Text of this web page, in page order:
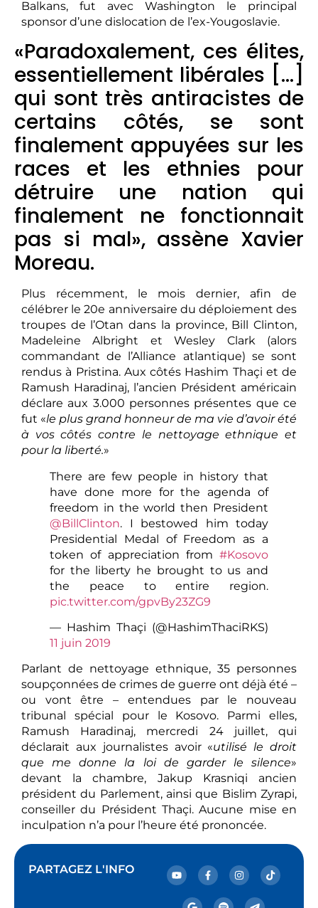
Balkans, fut avec Washington le principal
sponsor d’une dislocation de l’ex-Yougoslavie.
«Paradoxalement, ces élites,
essentiellement libérales […]
qui sont très antiracistes de
certains côtés, se sont
finalement appuyées sur les
races et les ethnies pour
détruire une nation qui
finalement ne fonctionnait
pas si mal», assène Xavier
Moreau.
Plus récemment, le mois dernier, afin de
célébrer le 20e anniversaire du déploiement des
troupes de l’Otan dans la province, Bill Clinton,
Madeleine Albright et Wesley Clark (alors
commandant de l’Alliance atlantique) se sont
rendus à Pristina. Aux côtés Hashim Thaçi et de
Ramush Haradinaj, l’ancien Président américain
déclare aux 3.000 personnes présentes que ce
fut «le plus grand honneur de ma vie d’avoir été
à vos côtés contre le nettoyage ethnique et
pour la liberté.»
There are few people in history that
have done more for the agenda of
freedom in the world then President
@BillClinton. I bestowed him today
Presidential Medal of Freedom as a
token of appreciation from #Kosovo
for the liberty he brought to us and
the peace to entire region.
pic.twitter.com/gpvBy23ZG9
— Hashim Thaçi (@HashimThaciRKS)
11 juin 2019
Parlant de nettoyage ethnique, 35 personnes
soupçonnées de crimes de guerre ont déjà été –
ou vont être – entendues par le nouveau
tribunal spécial pour le Kosovo. Parmi elles,
Ramush Haradinaj, mercredi 24 juillet, qui
déclarait aux journalistes avoir «utilisé le droit
que me donne la loi de garder le silence»
devant la chambre, Jakup Krasniqi ancien
président du Parlement, ainsi que Bislim Zyrapi,
conseiller du Président Thaçi. Aucune mise en
inculpation n’a pour l’heure été prononcée.
PARTAGEZ L'INFO